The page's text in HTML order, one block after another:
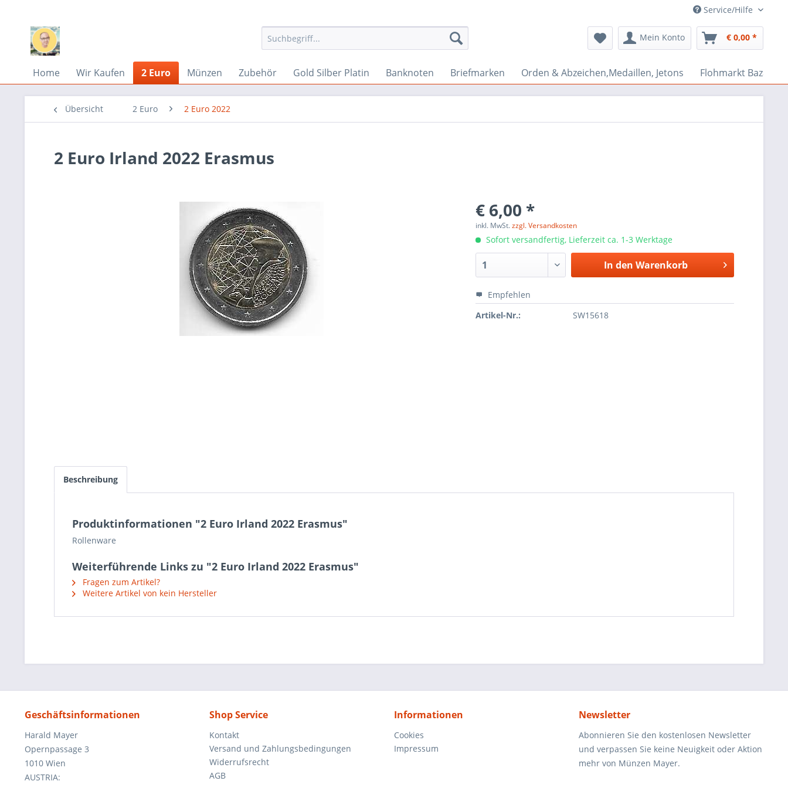
Service/Hilfe
Mein Konto € 0,00 *
Home Wir Kaufen 2 Euro Münzen Zubehör Gold Silber Platin Banknoten Briefmarken Orden & Abzeichen,Medaillen, Jetons Flohmarkt Bazar
Übersicht 2 Euro 2 Euro 2022
2 Euro Irland 2022 Erasmus
€ 6,00 *
inkl. MwSt.zzgl. Versandkosten
Sofort versandfertig, Lieferzeit ca. 1-3 Werktage
In den Warenkorb
Empfehlen
Artikel-Nr.:
SW15618
Beschreibung
Produktinformationen "2 Euro Irland 2022 Erasmus"
Rollenware
Weiterführende Links zu "2 Euro Irland 2022 Erasmus"
Fragen zum Artikel?
Weitere Artikel von kein Hersteller
Geschäftsinformationen
Harald Mayer
Opernpassage 3
1010 Wien
AUSTRIA:
Shop Service
Kontakt
Versand und Zahlungsbedingungen
Widerrufsrecht
AGB
Informationen
Cookies
Impressum
Newsletter
Abonnieren Sie den kostenlosen Newsletter
und verpassen Sie keine Neuigkeit oder Aktion
mehr von Münzen Mayer.